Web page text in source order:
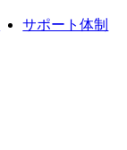
サポート体制